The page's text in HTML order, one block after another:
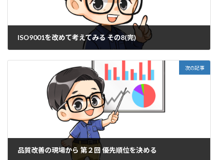
ISO9001を改めて考えてみる その8(完)
次の記事
品質改善の現場から 第２回 優先順位を決める